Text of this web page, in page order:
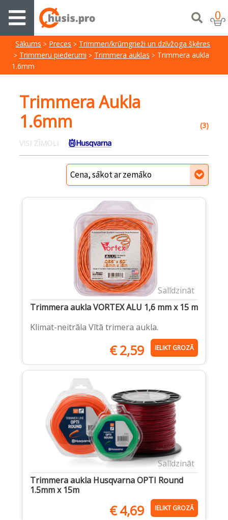
0
Sākums Preces
Trimmeri/krūmgrieži un dzīvžoga šķēres
Trimmeru piederumi
Trimmera auklas
Trimmera aukla
1.6mm
Trimmera Aukla
1.6mm
(3)
VISI ZĪMOLI
Salīdzināt
Trimmera aukla VORTEX ALU 1,6 mm x 15 m
Klimat-neitrāla Vītā trimera aukla.
€2,59 IELIKT GROZĀ
Salīdzināt
Trimmera aukla Husqvarna OPTI Round
1.5mm x 15m
€4,69 IELIKT GROZĀ